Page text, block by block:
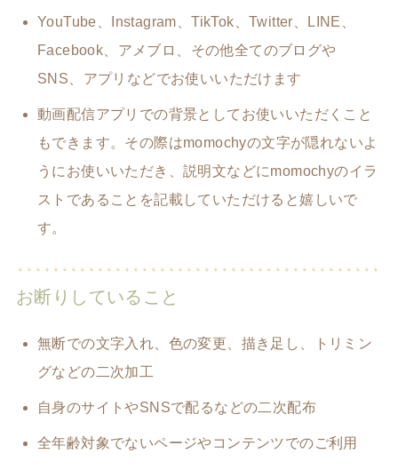
YouTube、Instagram、TikTok、Twitter、LINE、
Facebook、アメブロ、その他全てのブログや
SNS、アプリなどでお使いいただけます
動画配信アプリでの背景としてお使いいただくこと
もできます。その際はmomochyの文字が隠れないよ
うにお使いいただき、説明文などにmomochyのイラ
ストであることを記載していただけると嬉しいで
す。
お断りしていること
無断での文字入れ、色の変更、描き足し、トリミン
グなどの二次加工
自身のサイトやSNSで配るなどの二次配布
全年齢対象でないページやコンテンツでのご利用